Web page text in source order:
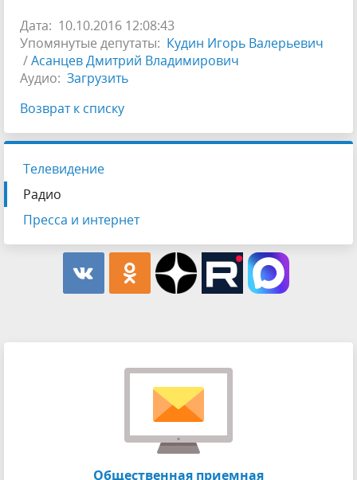
Дата: 10.10.2016 12:08:43
Упомянутые депутаты: Кудин Игорь Валерьевич
/Асанцев Дмитрий Владимирович
Аудио: Загрузить
Возврат к списку
Телевидение
Радио
Пресса и интернет
Общественная приемная